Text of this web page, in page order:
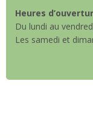
Heures
Du lundi au
Les samedi et